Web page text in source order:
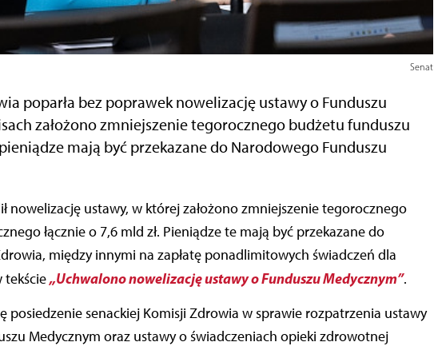
Senat
poparła bez poprawek nowelizację ustawy o Funduszu
założono zmniejszenie tegorocznego budżetu funduszu
pieniądze mają być przekazane do Narodowego Funduszu
łącznie o 7,6 mld zł. Pieniądze te mają być przekazane do
między innymi na zapłatę ponadlimitowych świadczeń dla
tekście„Uchwalono nowelizację ustawy o Funduszu Medycznym”.
posiedzenie senackiej Komisji Zdrowia w sprawie rozpatrzenia ustawy
Medycznym oraz ustawy o świadczeniach opieki zdrowotnej